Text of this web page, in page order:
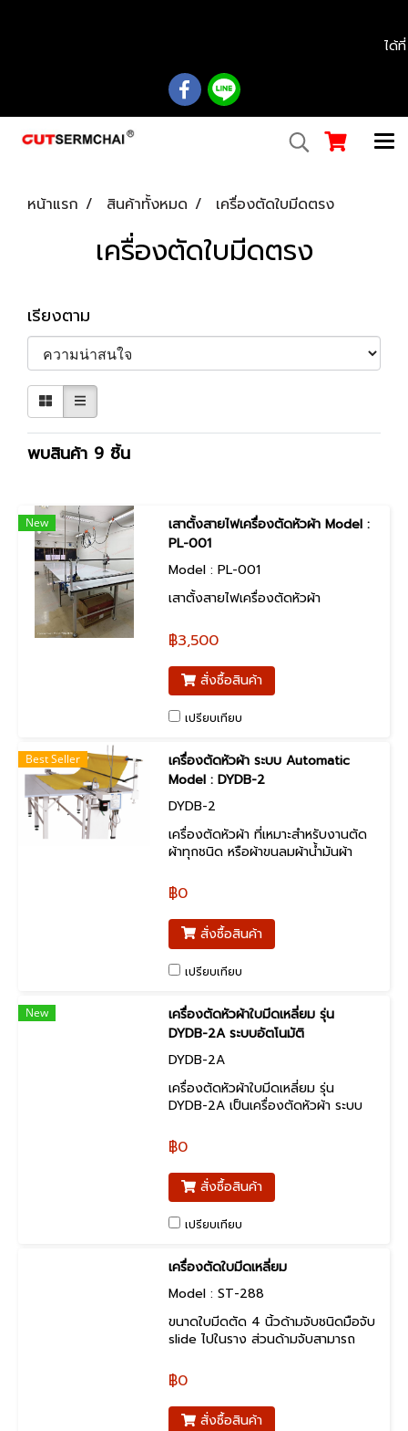
ได้
หน้าแรก สินค้าทั้งหมด เครื่องตัดใบมีดตรง
เครื่องตัดใบมีดตรง
เรียงตาม
พบสินค้า 9 ชิ้น
New
เสาตั้งสายไฟเครื่องตัดหัวผ้า Model :
PL-001
Model : PL-001
เสาตั้งสายไฟเครื่องตัดหัวผ้า
฿3,500
สั่งซื้อสินค้า
เปรียบเทียบ
Best Seller
เครื่องตัดหัวผ้า ระบบ Automatic
Model : DYDB-2
DYDB-2
เครื่องตัดหัวผ้า ที่เหมาะสำหรับงานตัด
ผ้าทุกชนิด หรือผ้าขนลมผ้าน้ำมันผ้า
ไนลอนโพลีเอสเตอร์ T / C T / R
ผ้าใบ ฯลฯ
฿0
สั่งซื้อสินค้า
เปรียบเทียบ
New
เครื่องตัดหัวผ้าใบมีดเหลี่ยม รุ่น
DYDB-2A ระบบอัตโนมัติ
DYDB-2A
เครื่องตัดหัวผ้าใบมีดเหลี่ยม รุ่น
DYDB-2A เป็นเครื่องตัดหัวผ้า ระบบ
ยาวราง สูงสุด 3.80 ม.
฿0
สั่งซื้อสินค้า
เปรียบเทียบ
เครื่องตัดใบมีดเหลี่ยม
Model : ST-288
ขนาดใบมีดตัด 4 นิ้วด้ามจับชนิดมือจับ
slide ไปในราง ส่วนด้ามจับสามารถ
นิ้ว และ 120 นิ้ว
฿0
สั่งซื้อสินค้า